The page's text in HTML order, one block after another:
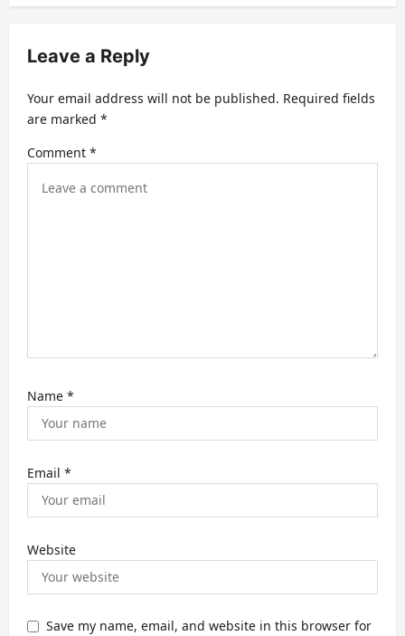
i
a
i
Leave a Reply
Your email address will not be published. Required fields
are marked *
Comment *
Name *
Email *
Website
Save my name, email, and website in this browser for